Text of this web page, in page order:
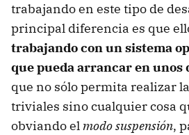
trabajando en este tipo de
principal diferencia es que
trabajando con un sistema
que pueda arrancar en unos
que no sólo permita realizar
triviales sino cualquier cosa
obviando elmodo suspensión,